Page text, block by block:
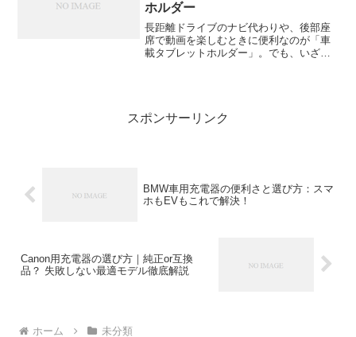
ホルダー
長距離ドライブのナビ代わりや、後部座
席で動画を楽しむときに便利なのが「車
載タブレットホルダー」。でも、いざ探
スポンサーリンク
BMW車用充電器の便利さと選び方：スマ
ホもEVもこれで解決！
Canon用充電器の選び方｜純正or互換
品？ 失敗しない最適モデル徹底解説
ホーム 未分類